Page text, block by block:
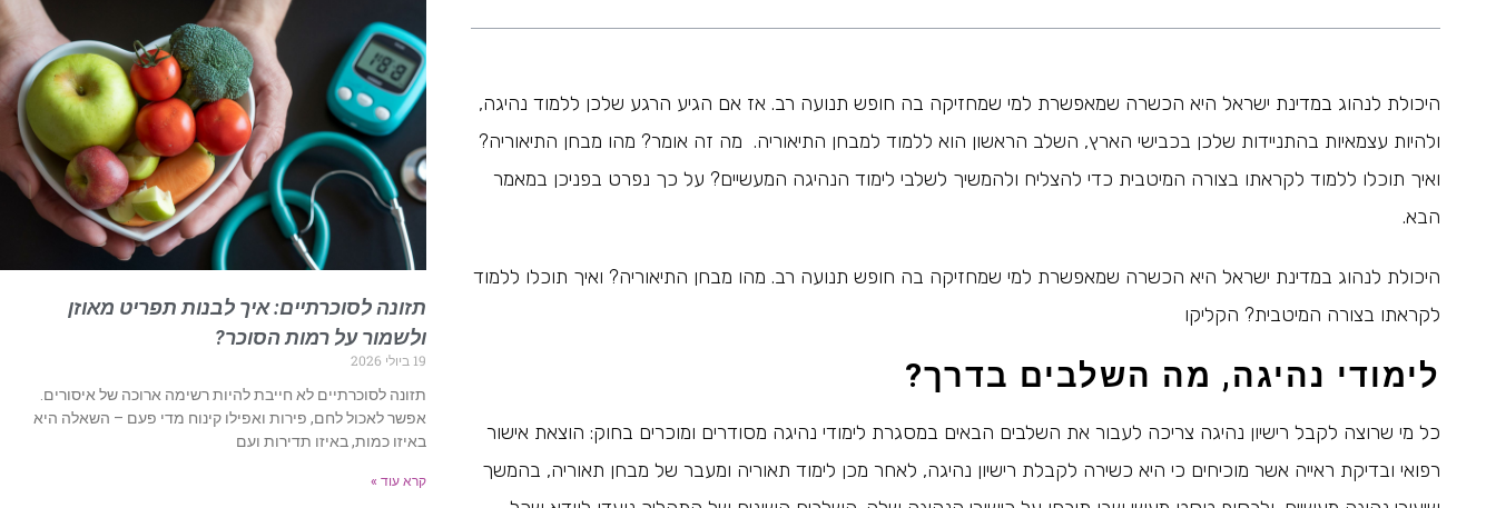
היכולת לנהוג במדינת ישראל היא הכשרה שמאפשרת למי שמחזיקה בה חופש תנועה רב. אז אם הגיע הרגע שלכן ללמוד נהיגה,
ולהיות עצמאיות בהתניידות שלכן בכבישי הארץ, השלב הראשון הוא ללמוד למבחן התיאוריה. מה זה אומר? מהו מבחן התיאוריה?
ואיך תוכלו ללמוד לקראתו בצורה המיטבית כדי להצליח ולהמשיך לשלבי לימוד הנהיגה המעשיים? על כך נפרט בפניכן במאמר
הבא.
היכולת לנהוג במדינת ישראל היא הכשרה שמאפשרת למי שמחזיקה בה חופש תנועה רב. מהו מבחן התיאוריה? ואיך תוכלו ללמוד
לקראתו בצורה המיטבית? הקליקו
לימודי נהיגה, מה השלבים בדרך?
כל מי שרוצה לקבל רישיון נהיגה צריכה לעבור את השלבים הבאים במסגרת לימודי נהיגה מסודרים ומוכרים בחוק: הוצאת אישור
רפואי ובדיקת ראייה אשר מוכיחים כי היא כשירה לקבלת רישיון נהיגה, לאחר מכן לימוד תאוריה ומעבר של מבחן תאוריה, בהמשך
תזונה לסוכרתיים: איך לבנות תפריט מאוזן
ולשמור על רמות הסוכר?
19 ביולי 2026
תזונה לסוכרתיים לא חייבת להיות רשימה ארוכה של איסורים.
אפשר לאכול לחם, פירות ואפילו קינוח מדי פעם – השאלה היא
באיזו כמות, באיזו תדירות ועם
קרא עוד »